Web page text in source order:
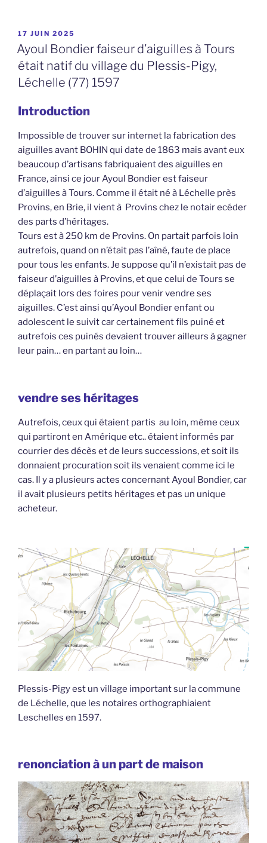
PUBLIÉ
LE
17 JUIN 2025
Ayoul Bondier faiseur d’aiguilles à Tours
était natif du village du Plessis-Pigy,
Léchelle (77) 1597
Introduction
Impossible de trouver sur internet la fabrication des
aiguilles avant BOHIN qui date de 1863 mais avant eux
beaucoup d’artisans fabriquaient des aiguilles en
France, ainsi ce jour Ayoul Bondier est faiseur
d’aiguilles à Tours. Comme il était né à Léchelle près
Provins, en Brie, il vient à Provins chez le notair ecéder
des parts d’héritages.
Tours est à 250 km de Provins. On partait parfois loin
autrefois, quand on n’était pas l’aîné, faute de place
pour tous les enfants. Je suppose qu’il n’existait pas de
faiseur d’aiguilles à Provins, et que celui de Tours se
déplaçait lors des foires pour venir vendre ses
aiguilles. C’est ainsi qu’Ayoul Bondier enfant ou
adolescent le suivit car certainement fils puiné et
autrefois ces puinés devaient trouver ailleurs à gagner
leur pain… en partant au loin…
vendre ses héritages
Autrefois, ceux qui étaient partis au loin, même ceux
qui partiront en Amérique etc.. étaient informés par
courrier des décès et de leurs successions, et soit ils
donnaient procuration soit ils venaient comme ici le
cas. Il y a plusieurs actes concernant Ayoul Bondier, car
il avait plusieurs petits héritages et pas un unique
acheteur.
Plessis-Pigy est un village important sur la commune
de Léchelle, que les notaires orthographiaient
Leschelles en 1597.
renonciation à un part de maison